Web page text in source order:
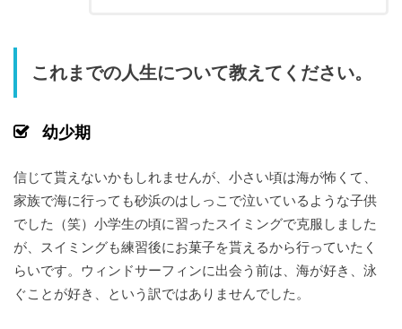
これまでの人生について教えてください。
幼少期
信じて貰えないかもしれませんが、小さい頃は海が怖くて、
家族で海に行っても砂浜のはしっこで泣いているような子供
でした（笑）小学生の頃に習ったスイミングで克服しました
が、スイミングも練習後にお菓子を貰えるから行っていたく
らいです。ウィンドサーフィンに出会う前は、海が好き、泳
ぐことが好き、という訳ではありませんでした。